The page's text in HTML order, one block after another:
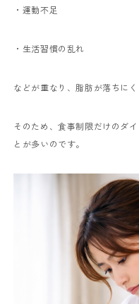
・運動不足
・生活習慣の乱れ
などが重なり、脂肪が落ちにく
そのため、食事制限だけのダ
とが多いのです。